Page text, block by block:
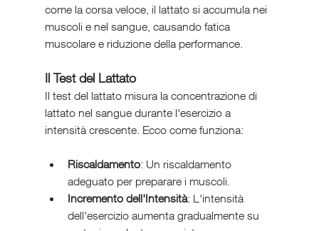
come la corsa veloce, il lattato si accumula nei
muscoli e nel sangue, causando fatica
muscolare e riduzione della performance.
Il Test del Lattato
Il test del lattato misura la concentrazione di
lattato nel sangue durante l'esercizio a
intensità crescente. Ecco come funziona:
Riscaldamento: Un riscaldamento
adeguato per preparare i muscoli.
Incremento dell'Intensità: L'intensità
dell'esercizio aumenta gradualmente su